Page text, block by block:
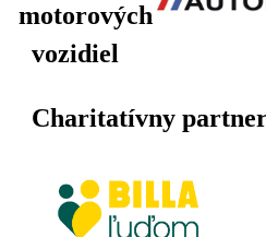
motorových
vozidiel
Charitatívny